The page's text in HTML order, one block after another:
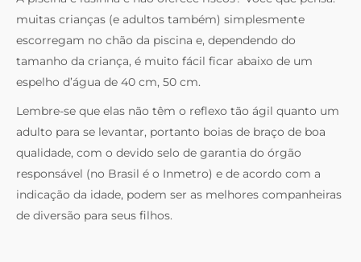
muitas crianças (e adultos também) simplesmente
escorregam no chão da piscina e, dependendo do
tamanho da criança, é muito fácil ficar abaixo de um
espelho d’água de 40 cm, 50 cm.
Lembre-se que elas não têm o reflexo tão ágil quanto um
adulto para se levantar, portanto boias de braço de boa
qualidade, com o devido selo de garantia do órgão
responsável (no Brasil é o Inmetro) e de acordo com a
indicação da idade, podem ser as melhores companheiras
de diversão para seus filhos.